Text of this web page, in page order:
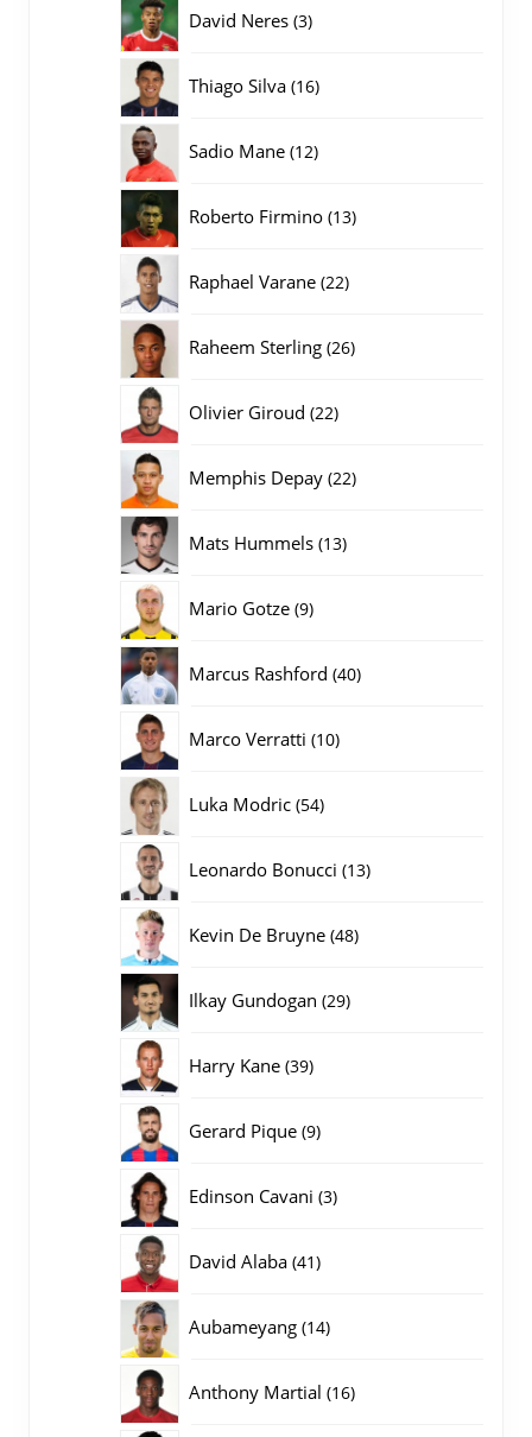
David Neres 33
Thiago Silva 1616
Sadio Mane 1212
Roberto Firmino 1313
Raphael Varane 2222
Raheem Sterling 2626
Olivier Giroud 2222
Memphis Depay 2222
Mats Hummels 1313
Mario Gotze 99
Marcus Rashford 4040
Marco Verratti 1010
Luka Modric 5454
Leonardo Bonucci 1313
Kevin De Bruyne 4848
Ilkay Gundogan 2929
Harry Kane 3939
Gerard Pique 99
Edinson Cavani 33
David Alaba 4141
Aubameyang 1414
Anthony Martial 1616